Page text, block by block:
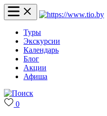
Туры
Экскурсии
Календарь
Блог
Акции
Афиша
0